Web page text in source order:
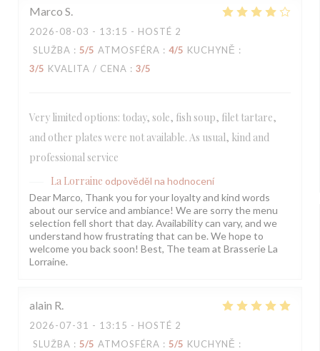
Marco S
2026-08-03 - 13:15 - HOSTÉ 2
SLUŽBA : 5/5 ATMOSFÉRA : 4/5 KUCHYNĚ :
3/5 KVALITA / CENA : 3/5
Very limited options: today, sole, fish soup, filet tartare,
and other plates were not available. As usual, kind and
professional service
La Lorraine odpověděl na hodnocení
Dear Marco, Thank you for your loyalty and kind words
about our service and ambiance! We are sorry the menu
selection fell short that day. Availability can vary, and we
understand how frustrating that can be. We hope to
welcome you back soon! Best, The team at Brasserie La
Lorraine.
alain R
2026-07-31 - 13:15 - HOSTÉ 2
SLUŽBA : 5/5 ATMOSFÉRA : 5/5 KUCHYNĚ :